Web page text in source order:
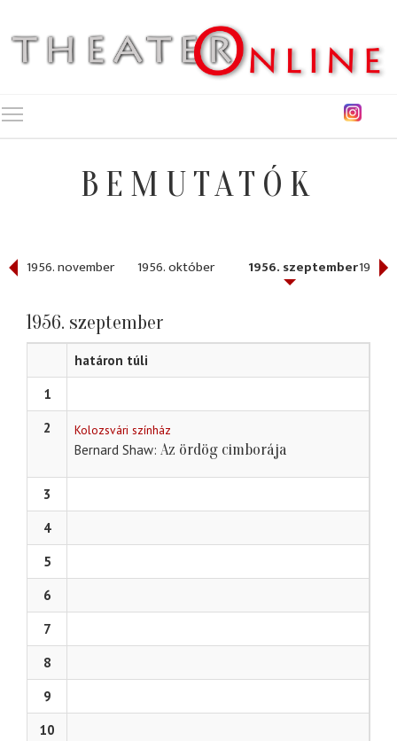
BEMUTATÓK
1956. november 1956. október 1956. szeptember1956.
1956. szeptember
határon túli
1
2
Kolozsvári színház
Bernard Shaw Az ördög cimborája
3
4
5
6
7
8
9
10